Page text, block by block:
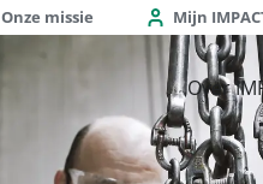
Onze missie Mijn
Over